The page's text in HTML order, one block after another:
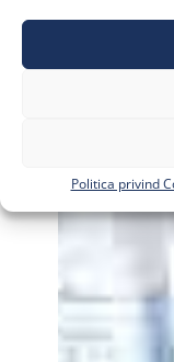
Politica privind